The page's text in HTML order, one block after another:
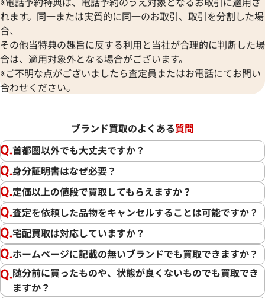
れます。同一または実質的に同一のお取引、取引を分割した場
合、
その他当特典の趣旨に反する利用と当社が合理的に判断した場
合は、適用対象外となる場合がございます。
※ご不明な点がございましたら査定員またはお電話にてお問い
合わせください。
ブランド買取のよくある質問
首都圏以外でも大丈夫ですか？
身分証明書はなぜ必要？
定価以上の値段で買取してもらえますか？
査定を依頼した品物をキャンセルすることは可能ですか？
宅配買取は対応していますか？
ホームページに記載の無いブランドでも買取できますか？
随分前に買ったものや、状態が良くないものでも買取でき
ますか？